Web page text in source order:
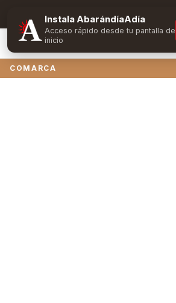
Suscríbete y obtén ventajas
COMARCA
Instala AbarándíaAdía
Acceso rápido desde tu pantalla de
inicio